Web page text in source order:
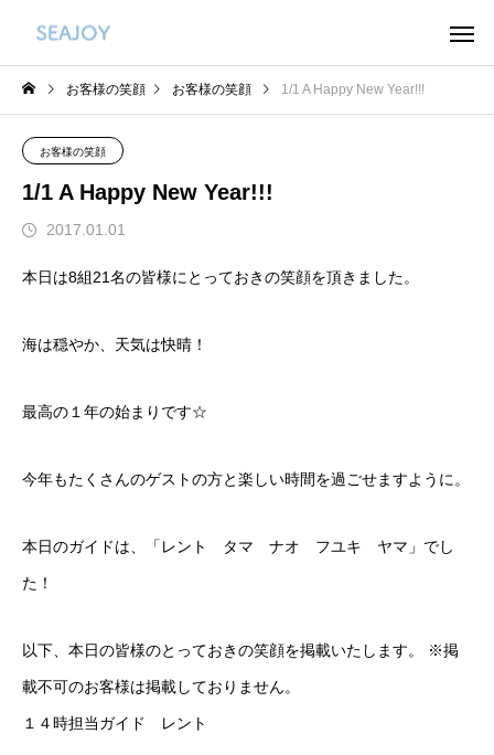
お客様の笑顔 お客様の笑顔 1/1 A Happy New Year!!!
お客様の笑顔
1/1 A Happy New Year!!!
2017.01.01
本日は8組21名の皆様にとっておきの笑顔を頂きました。
海は穏やか、天気は快晴！
最高の１年の始まりです☆
今年もたくさんのゲストの方と楽しい時間を過ごせますように。
本日のガイドは、「レント タマ ナオ フユキ ヤマ」でし
た！
以下、本日の皆様のとっておきの笑顔を掲載いたします。 ※掲
載不可のお客様は掲載しておりません。
１４時担当ガイド レント